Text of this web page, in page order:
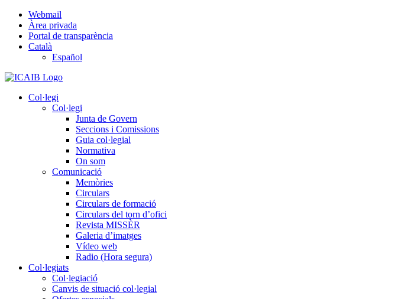
Skip
content
Webmail
Àrea privada
Portal de transparència
Català
Español
Col·legi
Col·legi
Junta de Govern
Seccions i Comissions
Guia col·legial
Normativa
On som
Comunicació
Memòries
Circulars
Circulars de formació
Circulars del torn d’ofici
Revista MISSÈR
Galeria d’imatges
Vídeo web
Radio (Hora segura)
Col·legiats
Col·legiació
Canvis de situació col·legial